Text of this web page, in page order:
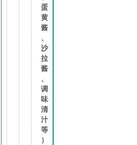
蛋
黄
酱
、
沙
拉
酱
、
调
味
清
汁
等
）